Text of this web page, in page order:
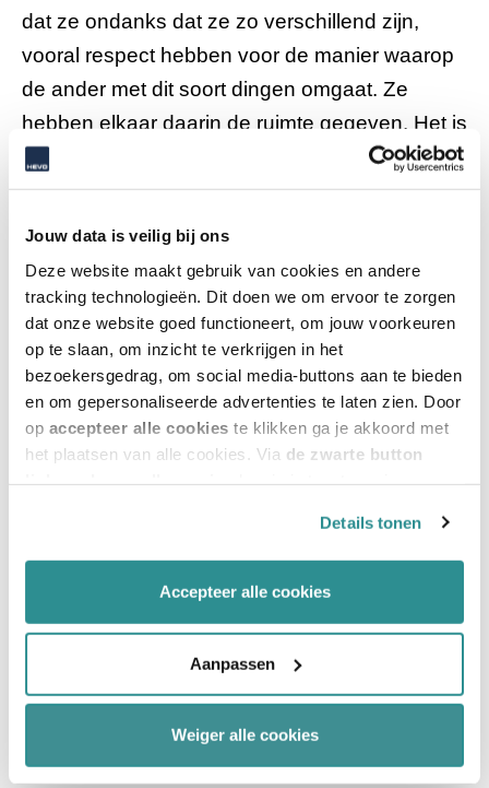
Jouw data is veilig bij ons
Deze website maakt gebruik van cookies en andere
tracking technologieën. Dit doen we om ervoor te zorgen
dat onze website goed functioneert, om jouw voorkeuren
op te slaan, om inzicht te verkrijgen in het
bezoekersgedrag, om social media-buttons aan te bieden
en om gepersonaliseerde advertenties te laten zien. Door
op accepteer alle cookies te klikken ga je akkoord met
het plaatsen van alle cookies. Via de zwarte button
afhankelijke cookies beheren en/of wijzigen. Lees ook
onscookiestatementvoor meer informatie.
Details tonen
Accepteer alle cookies
Aanpassen
Weiger alle cookies
dat ze ondanks dat ze zo verschillend zijn,
vooral respect hebben voor de manier waarop
de ander met dit soort dingen omgaat. Ze
hebben elkaar daarin de ruimte gegeven. Het is
mooi om te zien dat de liefde nog altijd groot is.
Er moet ook nog iedere dag even gekust
worden”, lacht ze.
Twee jaar geleden brak meneer Hoogschagen
door een val zijn bekken en kon na de
revalidatie niet terug naar huis. ”Ik ben toen
naar Opperdoes gegaan, naar een
verpleeghuis”, vertelt meneer Hoogschagen.
Maar daar was het gemis van zijn vrouw erg
Ina:”Hij zat daar op een veel kleinere kamer
dan zijn huidige appartement. Alles draait om
de zorg”. ”Veel verdriet”, zegt meneer
Hoogschagen. Ina: ”Pap zat daar elke dag te
huilen. Na een jaar verhuisde ook mijn moeder
naar een appartement in Medemblik. Het huis,
maar vooral ook de tuin was te groot. Dat kon